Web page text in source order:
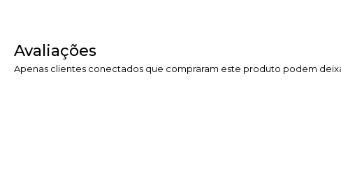
Avaliações
Apenas clientes conectados que compraram este produto podem